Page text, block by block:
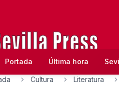
Portada Última hora
Cultura Literatura